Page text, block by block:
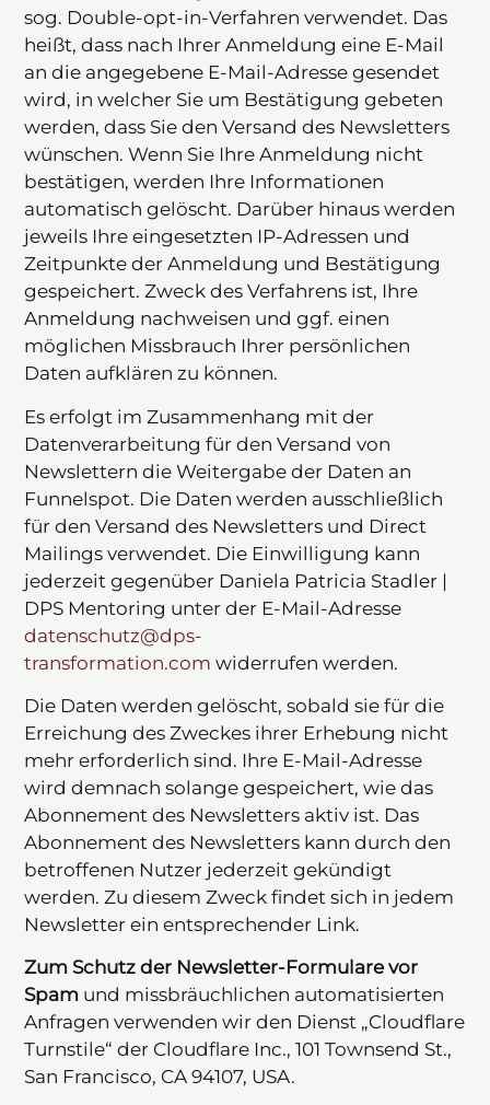
sog. Double-opt-in-Verfahren verwendet. Das
heißt, dass nach Ihrer Anmeldung eine E-Mail
an die angegebene E-Mail-Adresse gesendet
wird, in welcher Sie um Bestätigung gebeten
werden, dass Sie den Versand des Newsletters
wünschen. Wenn Sie Ihre Anmeldung nicht
bestätigen, werden Ihre Informationen
automatisch gelöscht. Darüber hinaus werden
jeweils Ihre eingesetzten IP-Adressen und
Zeitpunkte der Anmeldung und Bestätigung
gespeichert. Zweck des Verfahrens ist, Ihre
Anmeldung nachweisen und ggf. einen
möglichen Missbrauch Ihrer persönlichen
Daten aufklären zu können.
Es erfolgt im Zusammenhang mit der
Datenverarbeitung für den Versand von
Newslettern die Weitergabe der Daten an
Funnelspot. Die Daten werden ausschließlich
für den Versand des Newsletters und Direct
Mailings verwendet. Die Einwilligung kann
jederzeit gegenüber Daniela Patricia Stadler |
DPS Mentoring unter der E-Mail-Adresse
datenschutz@dps-
transformation.com widerrufen werden.
Die Daten werden gelöscht, sobald sie für die
Erreichung des Zweckes ihrer Erhebung nicht
mehr erforderlich sind. Ihre E-Mail-Adresse
wird demnach solange gespeichert, wie das
Abonnement des Newsletters aktiv ist. Das
Abonnement des Newsletters kann durch den
betroffenen Nutzer jederzeit gekündigt
werden. Zu diesem Zweck findet sich in jedem
Newsletter ein entsprechender Link.
Zum Schutz der Newsletter-Formulare vor
Spam und missbräuchlichen automatisierten
Anfragen verwenden wir den Dienst „Cloudflare
Turnstile“ der Cloudflare Inc., 101 Townsend St.,
San Francisco, CA 94107, USA.